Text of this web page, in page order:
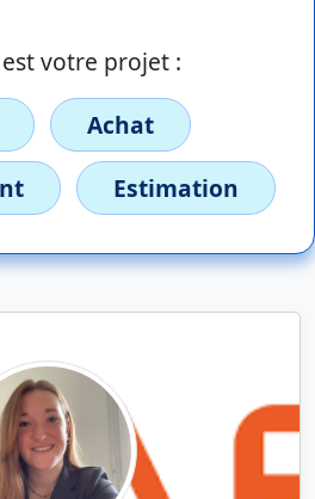
votre projet :
Achat
Estimation